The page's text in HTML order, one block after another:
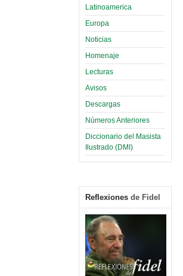
Latinoamerica
Europa
Noticias
Homenaje
Lecturas
Avisos
Descargas
Números Anteriores
Diccionario del Masista
Ilustrado (DMI)
Reflexiones de Fidel